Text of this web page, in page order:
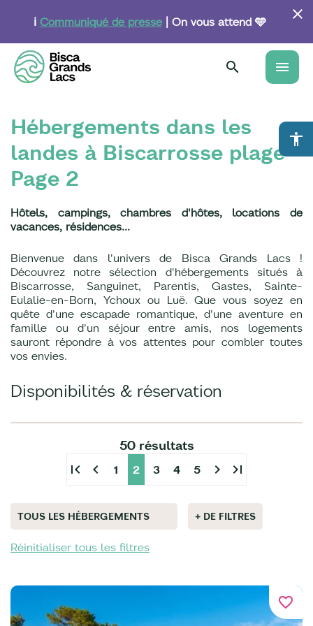
principal
ℹ️ Communiqué de presse| On vous attend 🩵
menu
accessibility
Hébergements dans les
landes à Biscarrosse plage -
Page 2
Hôtels, campings, chambres d'hôtes, locations de
vacances, résidences...
Bienvenue dans l'univers de Bisca Grands Lacs !
Découvrez notre sélection d'hébergements situés à
Biscarrosse, Sanguinet, Parentis, Gastes, Sainte-
Eulalie-en-Born, Ychoux ou Luë. Que vous soyez en
quête d'une escapade romantique, d'une aventure en
famille ou d'un séjour entre amis, nos logements
sauront répondre à vos attentes pour combler toutes
vos envies.
Disponibilités & réservation
50 résultats
first_page chevron_left 1 2 3 4 5 chevron_right last_page
TOUS LES HÉBERGEMENTS + DE FILTRES
Réinitialiser tous les filtres
favorite_border